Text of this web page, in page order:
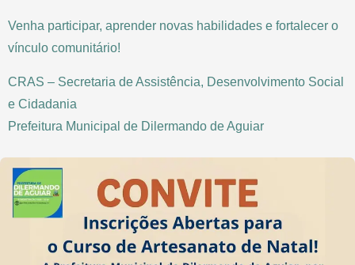
Venha participar, aprender novas habilidades e fortalecer o
vínculo comunitário!
CRAS – Secretaria de Assistência, Desenvolvimento Social
e Cidadania
Prefeitura Municipal de Dilermando de Aguiar